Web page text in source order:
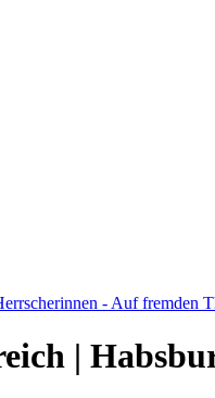
- Auf fremden
|